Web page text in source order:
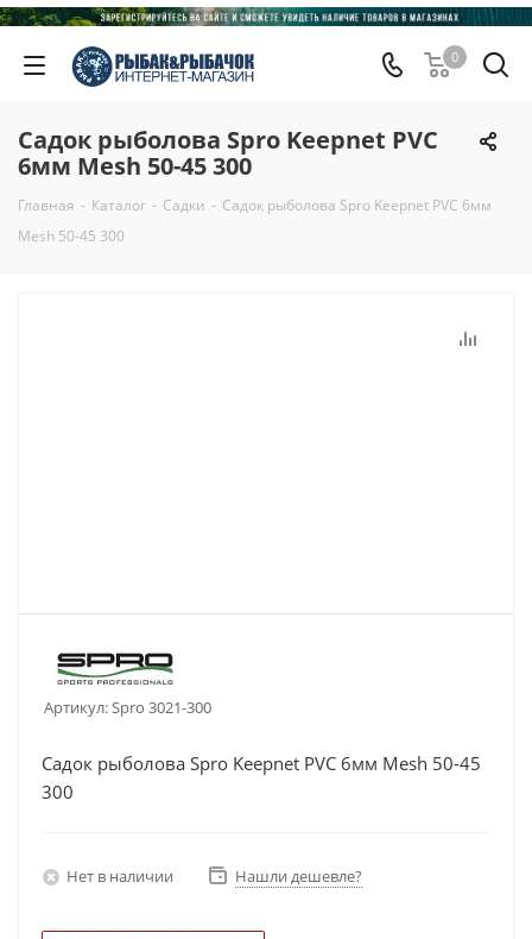
0
Садок рыболова Spro Keepnet PVC
6мм Mesh 50-45 300
Главная - Каталог - Садки - Садок рыболова Spro Keepnet PVC 6мм
Mesh 50-45 300
Артикул:Spro 3021-300
Садок рыболова Spro Keepnet PVC 6мм Mesh 50-45
300
Нет в наличии Нашли дешевле?